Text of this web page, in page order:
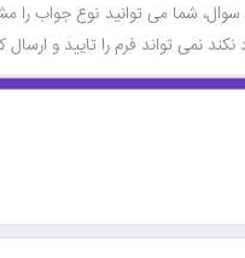
شما می توانید نوع جواب را
نمی تواند فرم را تایید و ارسال